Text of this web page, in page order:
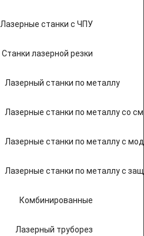
Лазерные станки с ЧПУ
Станки лазерной резки
Лазерный станки по металлу
Лазерные станки по металлу со
Лазерные станки по металлу с
Лазерные станки по металлу с
Комбинированные
Лазерный труборез